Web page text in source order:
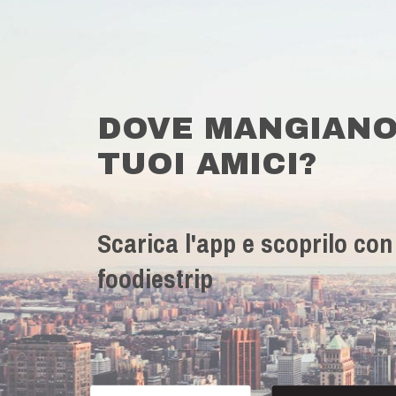
DOVE
TUOI AMICI?
Scarica l'app e scoprilo con
foodiestrip